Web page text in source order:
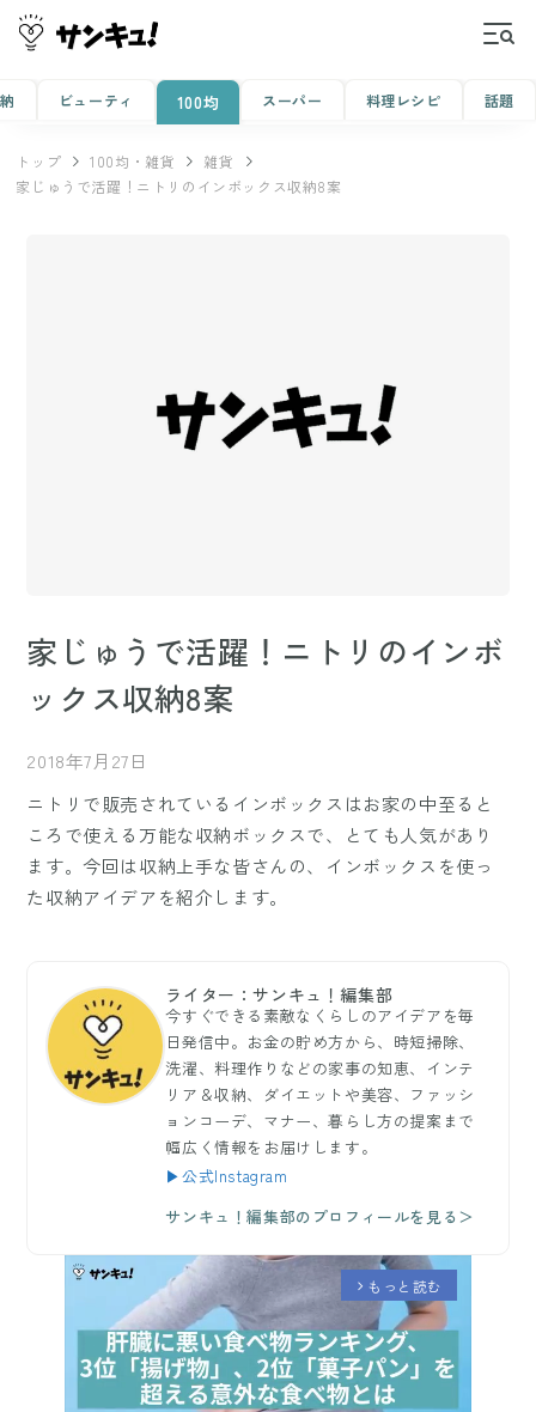
ビューティ 100均 スーパー 料理レシピ 話題
トップ 100均・雑貨
雑貨
家じゅうで活躍！ニトリのインボックス収納8案
家じゅうで活躍！ニトリのインボ
ックス収納8案
2018年7月27日
ニトリで販売されているインボックスはお家の中至ると
ころで使える万能な収納ボックスで、とても人気があり
ます。今回は収納上手な皆さんの、インボックスを使っ
た収納アイデアを紹介します。
ライター：サンキュ！編集部
今すぐできる素敵なくらしのアイデアを毎
日発信中。お金の貯め方から、時短掃除、
洗濯、料理作りなどの家事の知恵、インテ
リア＆収納、ダイエットや美容、ファッシ
ョンコーデ、マナー、暮らし方の提案まで
幅広く情報をお届けします。
▶公式Instagram
サンキュ！編集部のプロフィールを見る＞
arrow_forward_ios もっと読む